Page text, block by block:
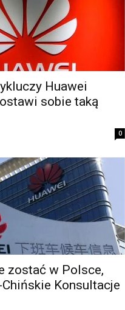
Huawei
sobie taką
0
zostać w Polsce,
Konsultacje